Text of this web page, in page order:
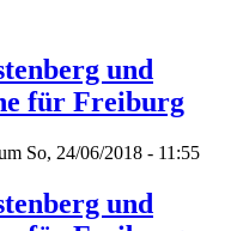
und
für Freiburg
So, 24/06/2018 - 11:55
und